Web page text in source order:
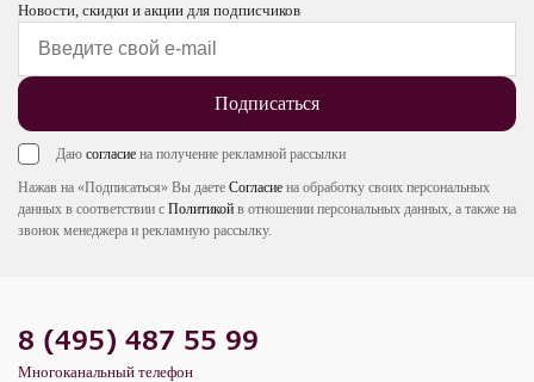
Новости, скидки и акции для подписчиков
Подписаться
Даю согласие на получение рекламной рассылки
Нажав на «Подписаться» Вы даете Согласие на обработку своих персональных
данных в соответствии с Политикой в отношении персональных данных, а также на
звонок менеджера и рекламную рассылку.
8 (495) 487 55 99
Многоканальный телефон